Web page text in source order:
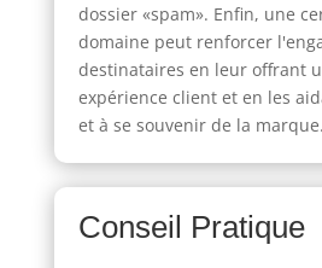
dossier «spam». Enfin, une
domaine peut renforcer
destinataires en leur offrant
expérience client et en les
et à se souvenir de la marque.
Conseil Pratique